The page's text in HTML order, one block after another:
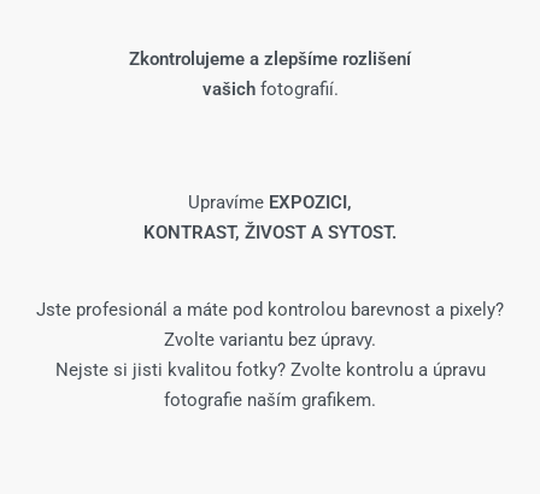
Zkontrolujeme a zlepšíme rozlišení
vašich fotografií.
Upravíme EXPOZICI,
KONTRAST, ŽIVOST A SYTOST.
Jste profesionál a máte pod kontrolou barevnost a pixely?
Zvolte variantu bez úpravy.
Nejste si jisti kvalitou fotky? Zvolte kontrolu a úpravu
fotografie naším grafikem.